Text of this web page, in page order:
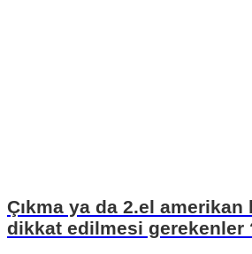
Çıkma ya da 2.el amerikan
dikkat edilmesi gerekenler